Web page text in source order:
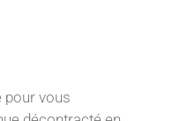
pour vous